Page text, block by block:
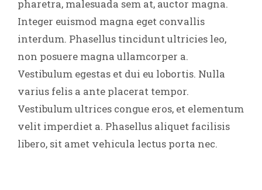
pharetra, malesuada sem at, auctor magna.
Integer euismod magna eget convallis
interdum. Phasellus tincidunt ultricies leo,
non posuere magna ullamcorper a.
Vestibulum egestas et dui eu lobortis. Nulla
varius felis a ante placerat tempor.
Vestibulum ultrices congue eros, et elementum
velit imperdiet a. Phasellus aliquet facilisis
libero, sit amet vehicula lectus porta nec.